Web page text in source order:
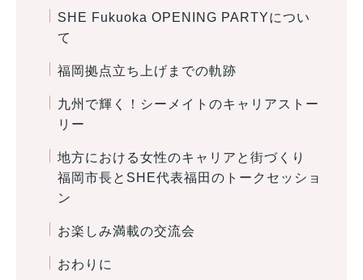
SHE Fukuoka OPENING PARTYについ
て
福岡拠点立ち上げまでの軌跡
九州で輝く！シーメイトのキャリアストー
リー
地方における女性のキャリアと街づくり
福岡市長とSHE代表福田のトークセッショ
ン
お楽しみ満載の交流会
おわりに